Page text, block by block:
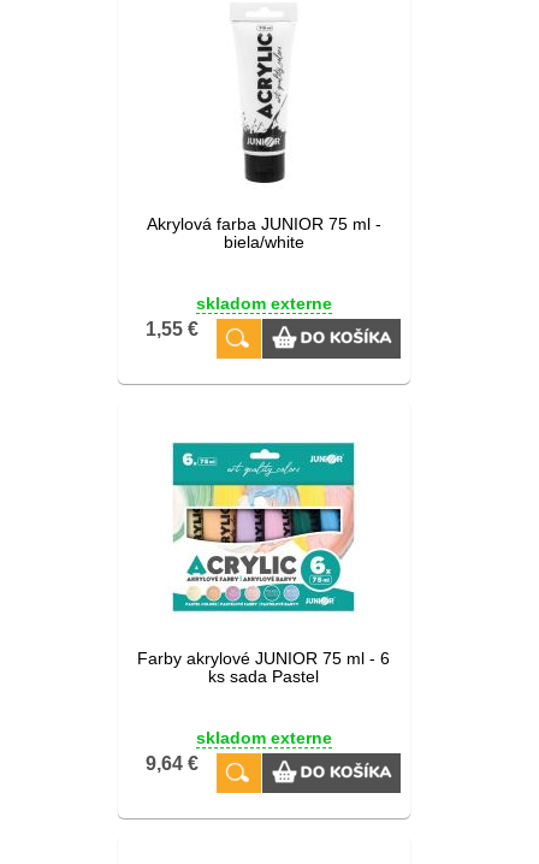
Akrylová farba JUNIOR 75 ml -
biela/white
skladom externe
1,55 €
Farby akrylové JUNIOR 75 ml - 6
ks sada Pastel
skladom externe
9,64 €